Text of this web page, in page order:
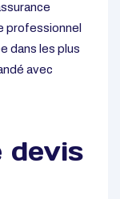
professionnel
dans les plus
avec
devis